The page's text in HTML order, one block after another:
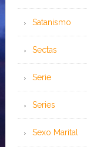
Satanismo
Sectas
Serie
Series
Sexo Marital